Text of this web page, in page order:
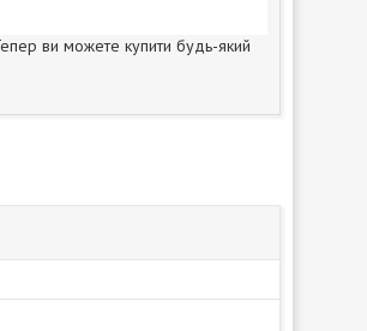
ви можете купити будь-який